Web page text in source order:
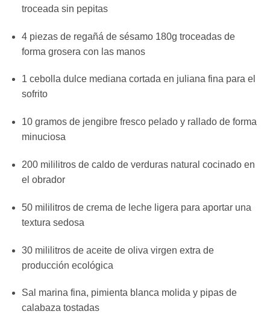
troceada sin pepitas
4 piezas de regañá de sésamo 180g troceadas de
forma grosera con las manos
1 cebolla dulce mediana cortada en juliana fina para el
sofrito
10 gramos de jengibre fresco pelado y rallado de forma
minuciosa
200 mililitros de caldo de verduras natural cocinado en
el obrador
50 mililitros de crema de leche ligera para aportar una
textura sedosa
30 mililitros de aceite de oliva virgen extra de
producción ecológica
Sal marina fina, pimienta blanca molida y pipas de
calabaza tostadas